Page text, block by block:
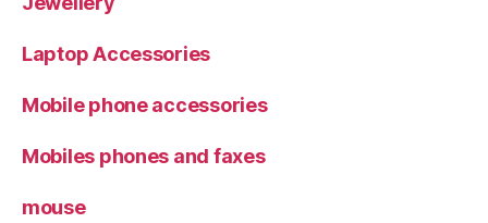
Laptop Accessories
Mobile phone accessories
Mobiles phones and faxes
mouse